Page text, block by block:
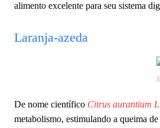
alimento excelente para seu sistema
Laranja-azeda
De nome científico Citrus aurantium
metabolismo, estimulando a queima